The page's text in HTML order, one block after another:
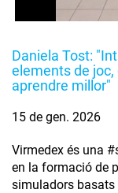
Daniela Tost:
elements de
aprendre millor"
15 de gen. 2026
Virmedex és una
en la formació de
simuladors basats